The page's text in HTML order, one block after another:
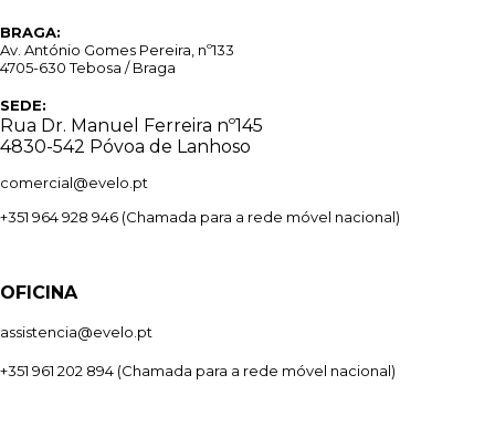
BRAGA:
Av. António Gomes Pereira, nº133
4705-630 Tebosa / Braga
SEDE:
Rua Dr. Manuel Ferreira nº145
4830-542 Póvoa de Lanhoso
comercial@evelo.pt
+351 964 928 946 (Chamada para a rede móvel nacional)
OFICINA
assistencia@evelo.pt
+351 961 202 894 (Chamada para a rede móvel nacional)